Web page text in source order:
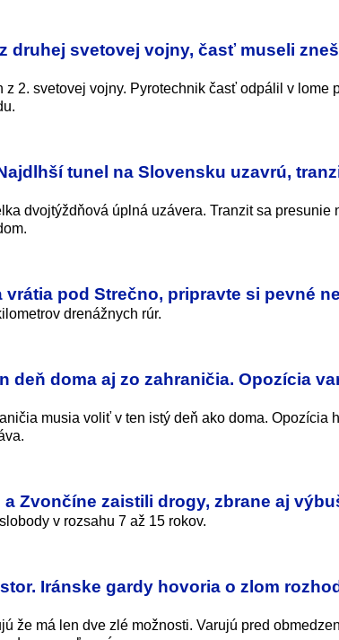
druhej svetovej vojny, časť museli
2. svetovej vojny. Pyrotechnik časť odpálil v lome
tunel na Slovensku uzavrú,
dvojtýždňová úplná uzávera. Tranzit sa presunie
pod Strečno, pripravte si pevné
drenážnych rúr.
deň doma aj zo zahraničia. Opozícia
musia voliť v ten istý deň ako doma. Opozícia
Zvončíne zaistili drogy, zbrane aj
v rozsahu 7 až 15 rokov.
Iránske gardy hovoria o zlom
že má len dve zlé možnosti. Varujú pred